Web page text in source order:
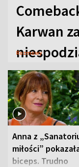
Karwan
Rozmowy
Anna z
miłości”
biceps. Trudno